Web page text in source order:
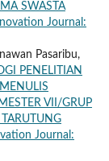
SWASTA
Journal:
Pasaribu,
PENELITIAN
VII/GRUP
Journal: